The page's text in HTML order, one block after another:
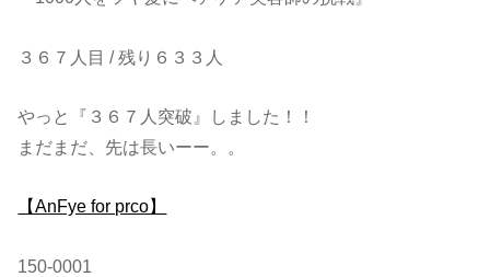
３６７人目 / 残り６３３人
やっと『３６７人突破』しました！！
まだまだ、先は長いーー。。
【AnFye for prco】
150-0001